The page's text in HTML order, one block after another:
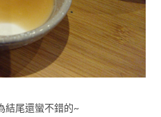
結尾還蠻不錯的~